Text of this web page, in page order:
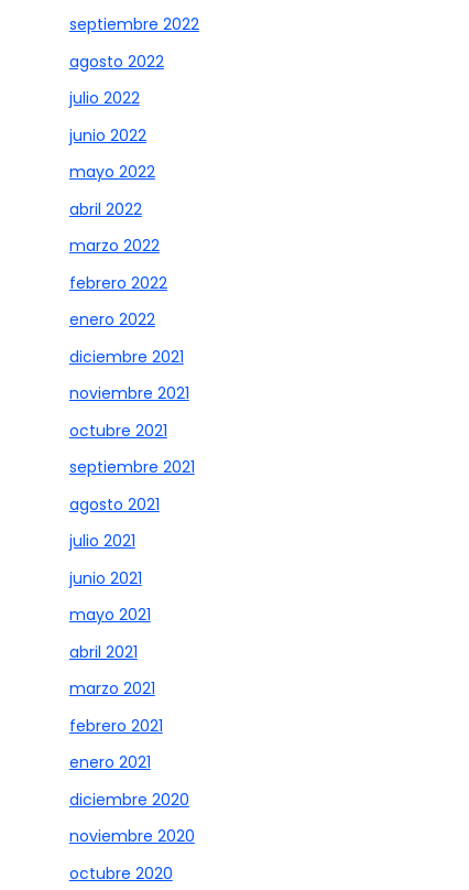
septiembre 2022
agosto 2022
julio 2022
junio 2022
mayo 2022
abril 2022
marzo 2022
febrero 2022
enero 2022
diciembre 2021
noviembre 2021
octubre 2021
septiembre 2021
agosto 2021
julio 2021
junio 2021
mayo 2021
abril 2021
marzo 2021
febrero 2021
enero 2021
diciembre 2020
noviembre 2020
octubre 2020